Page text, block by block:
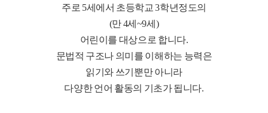
주로 5세에서 초등학교 3학년정도의
(만 4세~9세)
어린이를 대상으로 합니다.
문법적 구조나 의미를 이해하는 능력은
읽기와 쓰기뿐만 아니라
다양한 언어 활동의 기초가 됩니다.